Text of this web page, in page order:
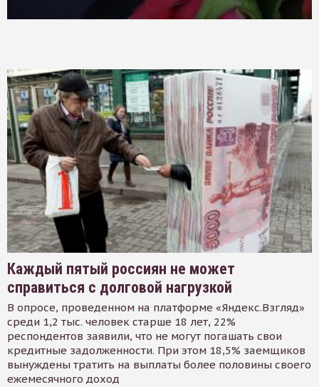
Каждый пятый россиян не может
справиться с долговой нагрузкой
В опросе, проведенном на платформе «Яндекс.Взгляд»
среди 1,2 тыс. человек старше 18 лет, 22%
респондентов заявили, что не могут погашать свои
кредитные задолженности. При этом 18,5% заемщиков
вынуждены тратить на выплаты более половины своего
ежемесячного доход